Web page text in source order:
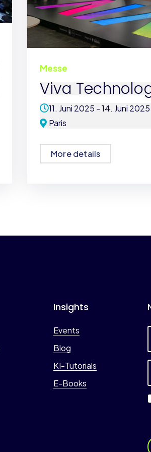
Messe
Viva
11. Juni 2025 - 14. Juni 2025
Paris
More details
Insights
Events
Blog
KI-Tutorials
E-Books
i